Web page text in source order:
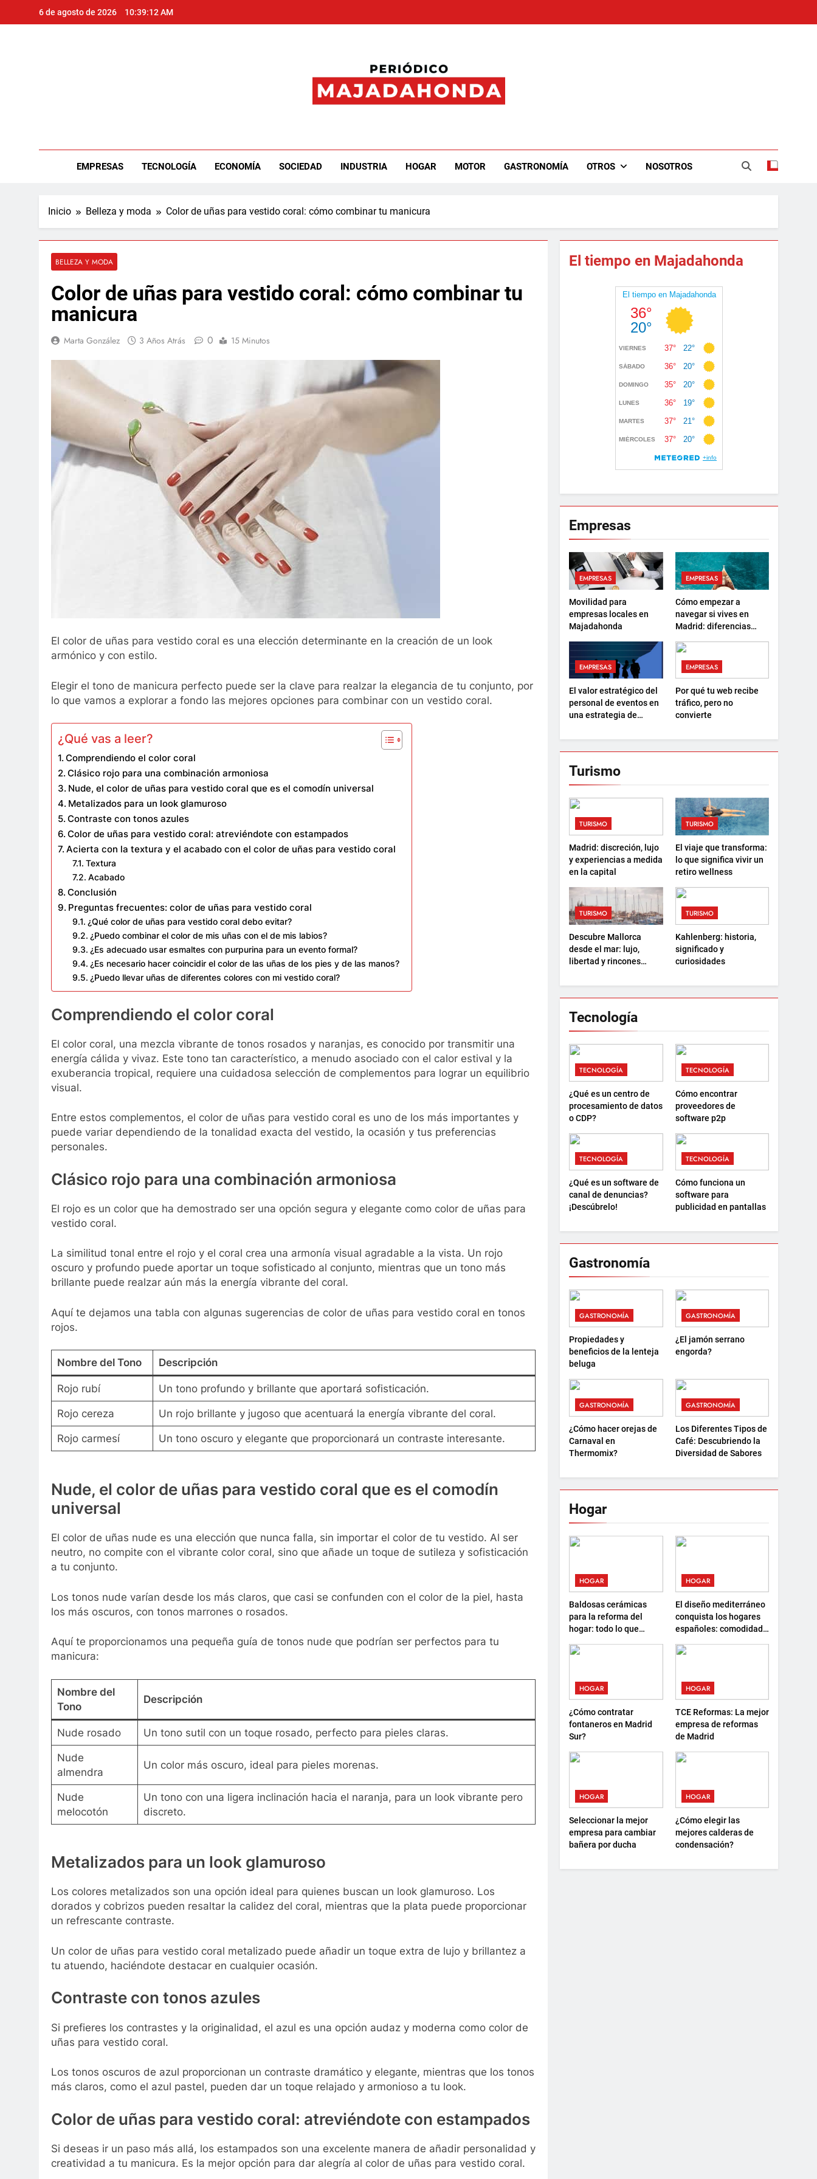
6 de agosto de 2026 10:39:12 AM
EMPRESAS TECNOLOGÍA ECONOMÍA SOCIEDAD INDUSTRIA HOGAR MOTOR GASTRONOMÍA OTROS NOSOTROS
Inicio Belleza y moda Color de uñas para vestido coral: cómo combinar tu manicura
BELLEZA Y MODA
Color de uñas para vestido coral: cómo combinar tu
manicura
Marta González 3 Años Atrás 0 15 Minutos
El color de uñas para vestido coral es una elección determinante en la creación de un look
armónico y con estilo.
Elegir el tono de manicura perfecto puede ser la clave para realzar la elegancia de tu conjunto, por
lo que vamos a explorar a fondo las mejores opciones para combinar con un vestido coral.
¿Qué vas a leer?
Comprendiendo el color coral
Clásico rojo para una combinación armoniosa
Nude, el color de uñas para vestido coral que es el comodín universal
Metalizados para un look glamuroso
Contraste con tonos azules
Color de uñas para vestido coral: atreviéndote con estampados
Acierta con la textura y el acabado con el color de uñas para vestido coral
Textura
Acabado
Conclusión
Preguntas frecuentes: color de uñas para vestido coral
¿Qué color de uñas para vestido coral debo evitar?
¿Puedo combinar el color de mis uñas con el de mis labios?
¿Es adecuado usar esmaltes con purpurina para un evento formal?
¿Es necesario hacer coincidir el color de las uñas de los pies y de las manos?
¿Puedo llevar uñas de diferentes colores con mi vestido coral?
Comprendiendo el color coral
El color coral, una mezcla vibrante de tonos rosados y naranjas, es conocido por transmitir una
energía cálida y vivaz. Este tono tan característico, a menudo asociado con el calor estival y la
exuberancia tropical, requiere una cuidadosa selección de complementos para lograr un equilibrio
visual.
Entre estos complementos, el color de uñas para vestido coral es uno de los más importantes y
puede variar dependiendo de la tonalidad exacta del vestido, la ocasión y tus preferencias
personales.
Clásico rojo para una combinación armoniosa
El rojo es un color que ha demostrado ser una opción segura y elegante como color de uñas para
vestido coral.
La similitud tonal entre el rojo y el coral crea una armonía visual agradable a la vista. Un rojo
oscuro y profundo puede aportar un toque sofisticado al conjunto, mientras que un tono más
brillante puede realzar aún más la energía vibrante del coral.
Aquí te dejamos una tabla con algunas sugerencias de color de uñas para vestido coral en tonos
rojos.
Nombre del Tono Descripción
Rojo rubí Un tono profundo y brillante que aportará sofisticación.
Rojo cereza Un rojo brillante y jugoso que acentuará la energía vibrante del coral.
Rojo carmesí Un tono oscuro y elegante que proporcionará un contraste interesante.
Nude, el color de uñas para vestido coral que es el comodín
universal
El color de uñas nude es una elección que nunca falla, sin importar el color de tu vestido. Al ser
neutro, no compite con el vibrante color coral, sino que añade un toque de sutileza y sofisticación
a tu conjunto.
Los tonos nude varían desde los más claros, que casi se confunden con el color de la piel, hasta
los más oscuros, con tonos marrones o rosados.
Aquí te proporcionamos una pequeña guía de tonos nude que podrían ser perfectos para tu
manicura:
Nombre del
Tono
Descripción
Nude rosado Un tono sutil con un toque rosado, perfecto para pieles claras.
Nude
almendra
Un color más oscuro, ideal para pieles morenas.
Nude
melocotón
Un tono con una ligera inclinación hacia el naranja, para un look vibrante pero
discreto.
Metalizados para un look glamuroso
Los colores metalizados son una opción ideal para quienes buscan un look glamuroso. Los
dorados y cobrizos pueden resaltar la calidez del coral, mientras que la plata puede proporcionar
un refrescante contraste.
Un color de uñas para vestido coral metalizado puede añadir un toque extra de lujo y brillantez a
tu atuendo, haciéndote destacar en cualquier ocasión.
Contraste con tonos azules
Si prefieres los contrastes y la originalidad, el azul es una opción audaz y moderna como color de
uñas para vestido coral.
Los tonos oscuros de azul proporcionan un contraste dramático y elegante, mientras que los tonos
más claros, como el azul pastel, pueden dar un toque relajado y armonioso a tu look.
Color de uñas para vestido coral: atreviéndote con estampados
Si deseas ir un paso más allá, los estampados son una excelente manera de añadir personalidad y
creatividad a tu manicura. Es la mejor opción para dar alegría al color de uñas para vestido coral.
El tiempo en Majadahonda
Empresas
EMPRESAS
Movilidad para
empresas locales en
Majadahonda
EMPRESAS
Cómo empezar a
navegar si vives en
Madrid: diferencias
Licencia de Navegación
EMPRESAS
El valor estratégico del
personal de eventos en
una estrategia de
EMPRESAS
Por qué tu web recibe
tráfico, pero no
convierte
Turismo
TURISMO
Madrid: discreción, lujo
y experiencias a medida
en la capital
TURISMO
El viaje que transforma:
lo que significa vivir un
retiro wellness
TURISMO
Descubre Mallorca
desde el mar: lujo,
libertad y rincones
TURISMO
Kahlenberg: historia,
significado y
curiosidades
Tecnología
TECNOLOGÍA
¿Qué es un centro de
procesamiento de datos
o CDP?
TECNOLOGÍA
Cómo encontrar
proveedores de
software p2p
TECNOLOGÍA
¿Qué es un software de
canal de denuncias?
¡Descúbrelo!
TECNOLOGÍA
Cómo funciona un
software para
publicidad en pantallas
Gastronomía
GASTRONOMÍA
Propiedades y
beneficios de la lenteja
beluga
GASTRONOMÍA
¿El jamón serrano
engorda?
GASTRONOMÍA
¿Cómo hacer orejas de
Carnaval en
Thermomix?
GASTRONOMÍA
Los Diferentes Tipos de
Café: Descubriendo la
Diversidad de Sabores
Hogar
HOGAR
Baldosas cerámicas
para la reforma del
hogar: todo lo que
elegir
HOGAR
El diseño mediterráneo
conquista los hogares
españoles: comodidad,
formas de descanso
HOGAR
¿Cómo contratar
fontaneros en Madrid
Sur?
HOGAR
TCE Reformas: La mejor
empresa de reformas
de Madrid
HOGAR
Seleccionar la mejor
empresa para cambiar
bañera por ducha
HOGAR
¿Cómo elegir las
mejores calderas de
condensación?